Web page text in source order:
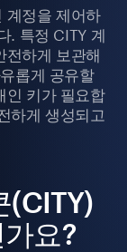
계정을 제어하
. 특정 CITY 계
하게 보관해
롭게 공유할
인 키가 필요합
하게 생성되고
(CITY)
요?